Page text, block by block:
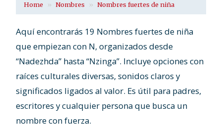
Home Nombres Nombres fuertes de niña
Aquí encontrarás 19 Nombres fuertes de niña
que empiezan con N, organizados desde
“Nadezhda” hasta “Nzinga”. Incluye opciones con
raíces culturales diversas, sonidos claros y
significados ligados al valor. Es útil para padres,
escritores y cualquier persona que busca un
nombre con fuerza.